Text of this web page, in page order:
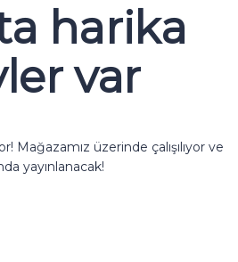
harika
var
Mağazamız üzerinde çalışılıyor ve
yayınlanacak!